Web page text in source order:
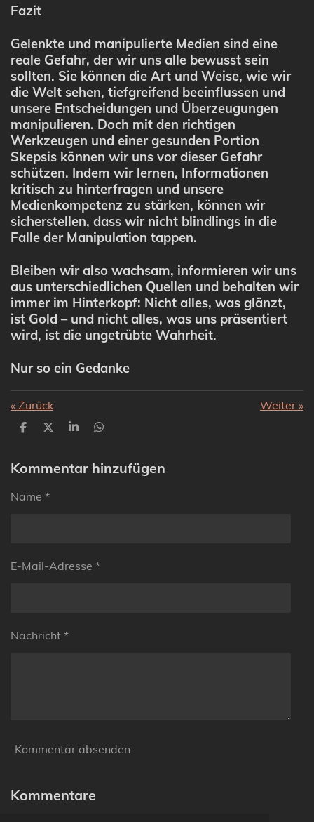
Fazit
Gelenkte und manipulierte Medien sind eine
reale Gefahr, der wir uns alle bewusst sein
sollten. Sie können die Art und Weise, wie wir
die Welt sehen, tiefgreifend beeinflussen und
unsere Entscheidungen und Überzeugungen
manipulieren. Doch mit den richtigen
Werkzeugen und einer gesunden Portion
Skepsis können wir uns vor dieser Gefahr
schützen. Indem wir lernen, Informationen
kritisch zu hinterfragen und unsere
Medienkompetenz zu stärken, können wir
sicherstellen, dass wir nicht blindlings in die
Falle der Manipulation tappen.
Bleiben wir also wachsam, informieren wir uns
aus unterschiedlichen Quellen und behalten wir
immer im Hinterkopf: Nicht alles, was glänzt,
ist Gold – und nicht alles, was uns präsentiert
wird, ist die ungetrübte Wahrheit.
Nur so ein Gedanke
« Zurück Weiter »
T
l
e
T
l
e
T
l
e
T
l
e
Kommentar hinzufügen
Name *
E-Mail-Adresse *
Nachricht *
Kommentar absenden
Kommentare